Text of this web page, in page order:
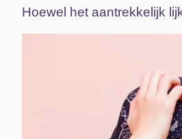
Hoewel het aantrekkelijk